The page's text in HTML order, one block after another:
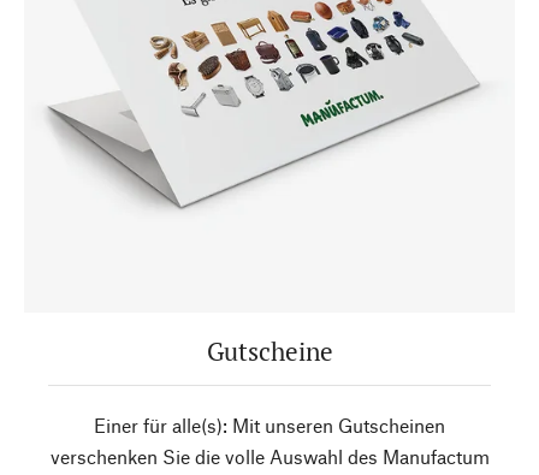
Gutscheine
Einer für alle(s): Mit unseren Gutscheinen
verschenken Sie die volle Auswahl des Manufactum